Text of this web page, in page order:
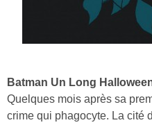
Batman Un Long
Quelques mois après sa
crime qui phagocyte. La cité